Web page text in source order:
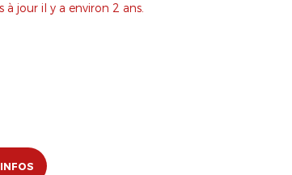
à jour il y a environ 2 ans.